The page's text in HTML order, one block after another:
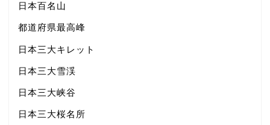
日本百名山
都道府県最高峰
日本三大キレット
日本三大雪渓
日本三大峡谷
日本三大桜名所